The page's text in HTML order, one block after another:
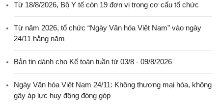
Từ 18/8/2026, Bộ Y tế còn 19 đơn vị trong cơ cấu tổ chức
Từ năm 2026, tổ chức “Ngày Văn hóa Việt Nam” vào ngày
24/11 hằng năm
Bản tin dành cho Kế toán tuần từ 03/8 - 09/8/2026
Ngày Văn hóa Việt Nam 24/11: Không thương mại hóa, không
gây áp lực huy động đóng góp